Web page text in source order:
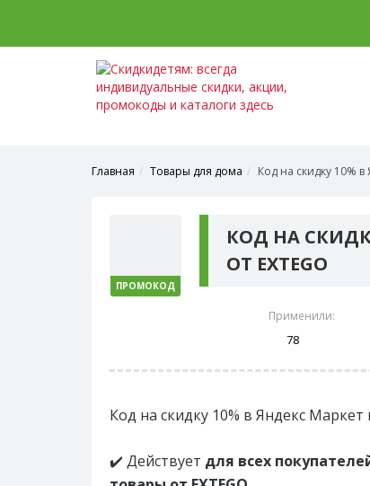
Главная Товары для дома Код на скидку 10% в
ПРОМОКОД
КОД НА
ОТ EXTEGO
Применили:
78
Код на скидку 10% в Яндекс Маркет
✔️ Действует для всех